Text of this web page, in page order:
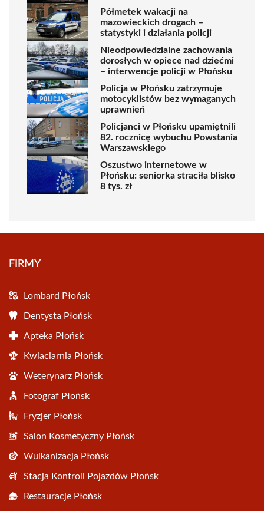
Półmetek wakacji na
mazowieckich drogach –
statystyki i działania policji
Nieodpowiedzialne zachowania
dorosłych w opiece nad dziećmi
– interwencje policji w Płońsku
Policja w Płońsku zatrzymuje
motocyklistów bez wymaganych
uprawnień
Policjanci w Płońsku upamiętnili
82. rocznicę wybuchu Powstania
Warszawskiego
Oszustwo internetowe w
Płońsku: seniorka straciła blisko
8 tys. zł
FIRMY
Lombard Płońsk
Dentysta Płońsk
Apteka Płońsk
Kwiaciarnia Płońsk
Weterynarz Płońsk
Fotograf Płońsk
Fryzjer Płońsk
Salon Kosmetyczny Płońsk
Wulkanizacja Płońsk
Stacja Kontroli Pojazdów Płońsk
Restauracje Płońsk